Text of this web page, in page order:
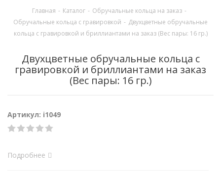
Главная - Каталог - Обручальные кольца на заказ -
Обручальные кольца с гравировкой - Двухцветные обручальные
кольца с гравировкой и бриллиантами на заказ (Вес пары: 16 гр.)
Двухцветные обручальные кольца с
гравировкой и бриллиантами на заказ
(Вес пары: 16 гр.)
Артикул: i1049
Подробнее